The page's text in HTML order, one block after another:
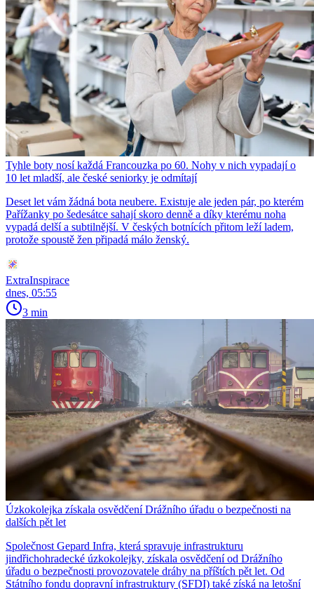
Tyhle boty nosí každá Francouzka po 60. Nohy v nich vypadají o
10 let mladší, ale české seniorky je odmítají
Deset let vám žádná bota neubere. Existuje ale jeden pár, po kterém
Pařížanky po šedesátce sahají skoro denně a díky kterému noha
vypadá delší a subtilnější. V českých botnících přitom leží ladem,
protože spoustě žen připadá málo ženský.
ExtraInspirace
dnes, 05:55
3 min
Úzkokolejka získala osvědčení Drážního úřadu o bezpečnosti na
dalších pět let
Společnost Gepard Infra, která spravuje infrastrukturu
jindřichohradecké úzkokolejky, získala osvědčení od Drážního
úřadu o bezpečnosti provozovatele dráhy na příštích pět let. Od
Státního fondu dopravní infrastruktury (SFDI) také získá na letošní